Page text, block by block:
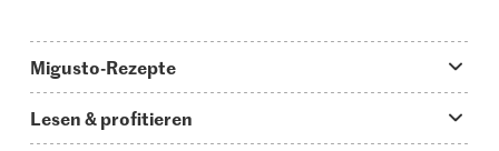
Migusto-Rezepte
Lesen & profitieren